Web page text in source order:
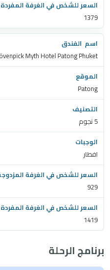
1379
Myth Hotel Patong Phuket
Patong
5 نجوم
افطار
929
1419
برنامج الرحلة